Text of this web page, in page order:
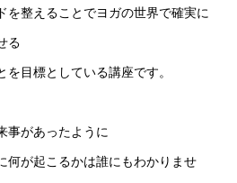
を整えることでヨガの世界で確実に
る
目標としている講座です。
事があったように
何が起こるかは誰にもわかりませ